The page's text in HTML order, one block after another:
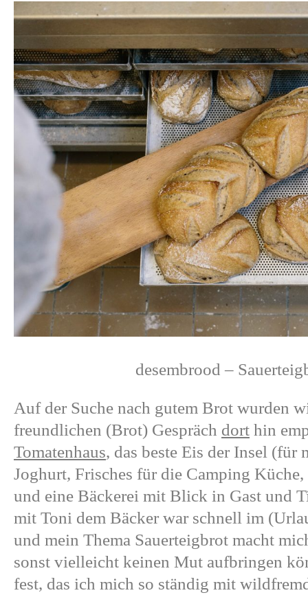
desembrood –
Auf der Suche nach gutem Brot wurden
freundlichen (Brot) Gespräch dort hin
Tomatenhaus, das beste Eis der Insel
Joghurt, Frisches für die Camping
und eine Bäckerei mit Blick in Gast und
mit Toni dem Bäcker war schnell im
und mein Thema Sauerteigbrot macht
sonst vielleicht keinen Mut aufbringen
fest, das ich mich so ständig mit